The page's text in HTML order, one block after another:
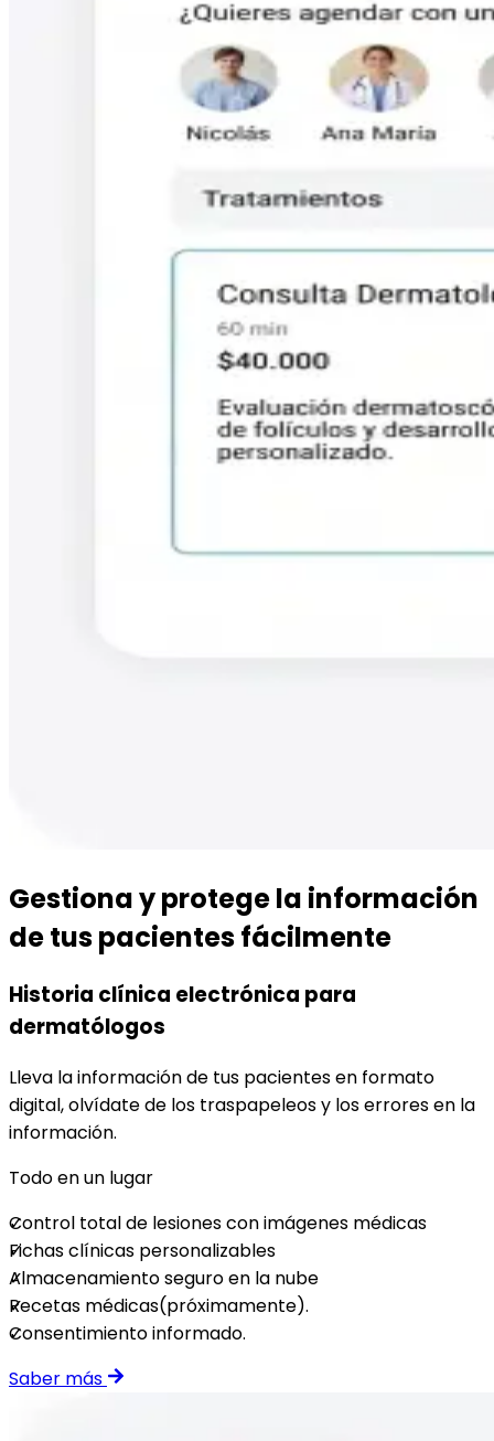
Gestiona y protege la información
de tus pacientes fácilmente
Historia clínica electrónica para
dermatólogos
Lleva la información de tus pacientes en formato
digital, olvídate de los traspapeleos y los errores en la
información.
Todo en un lugar
Control total de lesiones con imágenes médicas
Fichas clínicas personalizables
Almacenamiento seguro en la nube
Recetas médicas(próximamente).
Consentimiento informado.
Saber más